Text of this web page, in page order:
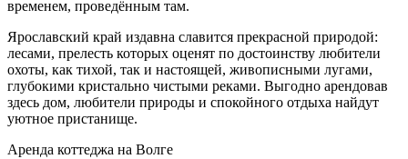
временем, проведённым там.
Ярославский край издавна славится прекрасной природой:
лесами, прелесть которых оценят по достоинству любители
охоты, как тихой, так и настоящей, живописными лугами,
глубокими кристально чистыми реками. Выгодно арендовав
здесь дом, любители природы и спокойного отдыха найдут
уютное пристанище.
Аренда коттеджа на Волге